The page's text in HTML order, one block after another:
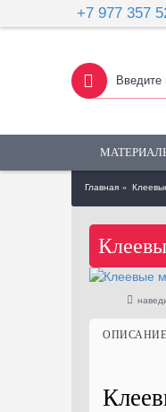
+7 977 357
Главная
ОПИСАНИЕ